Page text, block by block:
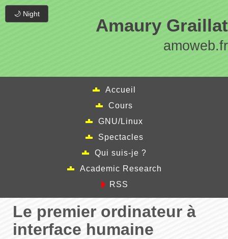
🌙 Night
Amaury Graillat
amoweb.fr
Accueil
Cours
GNU/Linux
Spectacles
Qui suis-je ?
Academic Research
RSS
Le premier ordinateur à
interface humaine